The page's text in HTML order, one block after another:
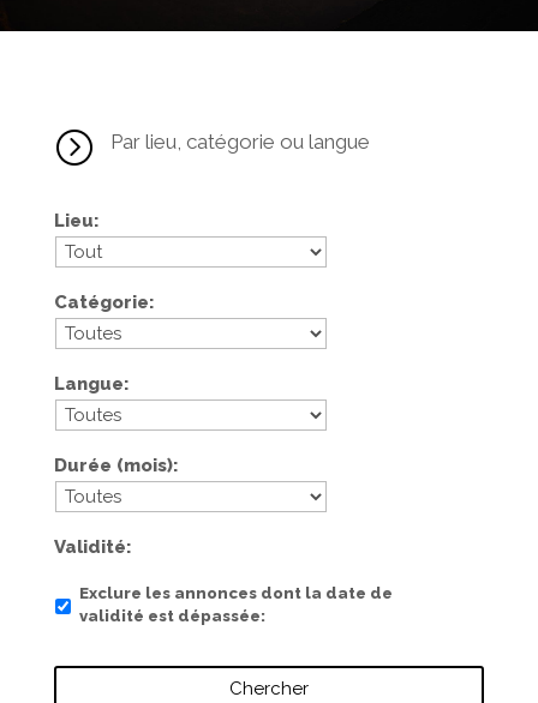
= Par lieu, catégorie ou langue
Lieu
Catégorie
Langue
Durée (mois)
Validité
Exclure les annonces dont la date de
validité est dépassée